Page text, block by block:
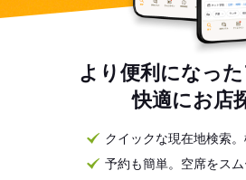
より便利になっ
快適にお店
クイックな現在地検索
予約も簡単。空席をス